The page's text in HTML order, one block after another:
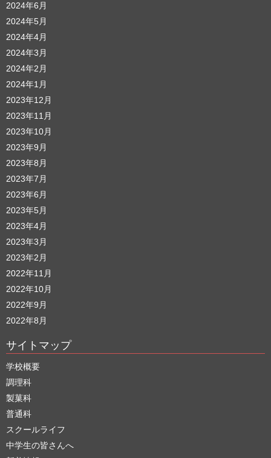
2024年6月
2024年5月
2024年4月
2024年3月
2024年2月
2024年1月
2023年12月
2023年11月
2023年10月
2023年9月
2023年8月
2023年7月
2023年6月
2023年5月
2023年4月
2023年3月
2023年2月
2022年11月
2022年10月
2022年9月
2022年8月
サイトマップ
学校概要
調理科
製菓科
普通科
スクールライフ
中学生の皆さんへ